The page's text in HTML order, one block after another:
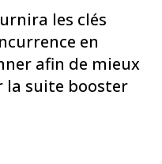
les clés
en
afin de mieux
la suite booster